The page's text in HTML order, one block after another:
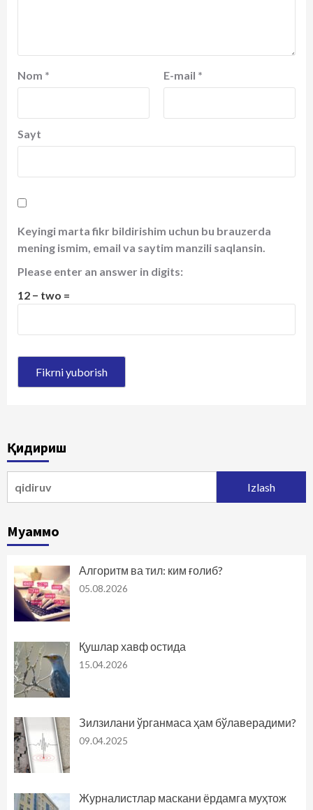
Nom * E-mail *
Sayt
Keyingi marta fikr bildirishim uchun bu brauzerda
mening ismim, email va saytim manzili saqlansin.
Please enter an answer in digits:
12 − two =
Қидириш
Муаммо
Алгоритм ва тил: ким ғолиб?
05.08.2026
Қушлар хавф остида
15.04.2026
Зилзилани ўрганмаса ҳам бўлаверадими?
09.04.2025
Журналистлар маскани ёрдамга муҳтож